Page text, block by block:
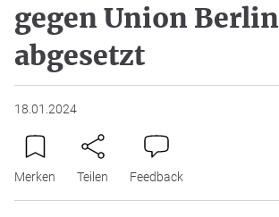
gegen Union Berlin
abgesetzt
18.01.2024
Merken Teilen Feedback